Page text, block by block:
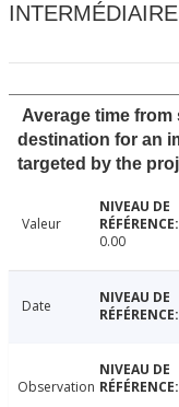
Average time
destination for an
targeted by the
Valeur
0.00
Date
Observation